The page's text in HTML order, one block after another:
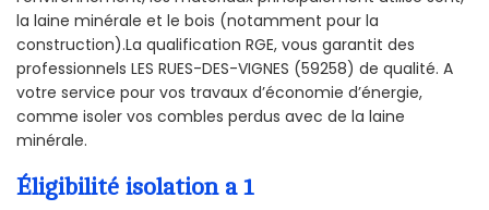
la laine minérale et le bois (notamment pour la
construction).La qualification RGE, vous garantit des
professionnels LES RUES-DES-VIGNES (59258) de qualité. A
votre service pour vos travaux d’économie d’énergie,
comme isoler vos combles perdus avec de la laine
minérale.
Éligibilité isolation a 1